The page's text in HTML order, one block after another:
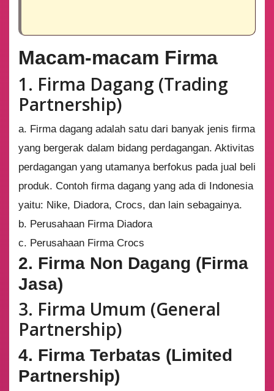
Macam-macam Firma
1. Firma Dagang (Trading
Partnership)
a. Firma dagang adalah satu dari banyak jenis firma
yang bergerak dalam bidang perdagangan. Aktivitas
perdagangan yang utamanya berfokus pada jual beli
produk. Contoh firma dagang yang ada di Indonesia
yaitu: Nike, Diadora, Crocs, dan lain sebagainya.
b. Perusahaan Firma Diadora
c. Perusahaan Firma Crocs
2. Firma Non Dagang (Firma
Jasa)
3. Firma Umum (General
Partnership)
4. Firma Terbatas (Limited
Partnership)